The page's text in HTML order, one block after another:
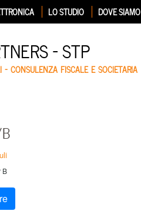
LO STUDIO DOVE SIAMO
– STP
– CONSULENZA FISCALE E SOCIETARIA
B